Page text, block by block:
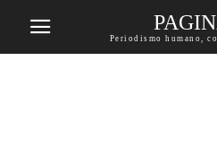
Periodismo humano,